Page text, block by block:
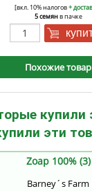
[вкл. 10% налогов+
5 семянв пачке
Похожие
купили
эти
Zoap 100% (3)
Barney´s Farm